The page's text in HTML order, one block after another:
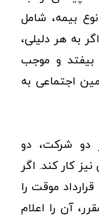
بیمه، شامل
به هر دلیلی،
بیفتد و موجب
اجتماعی به
دو شرکت، دو
کار کند. اگر
موقت را
آن را اعلام